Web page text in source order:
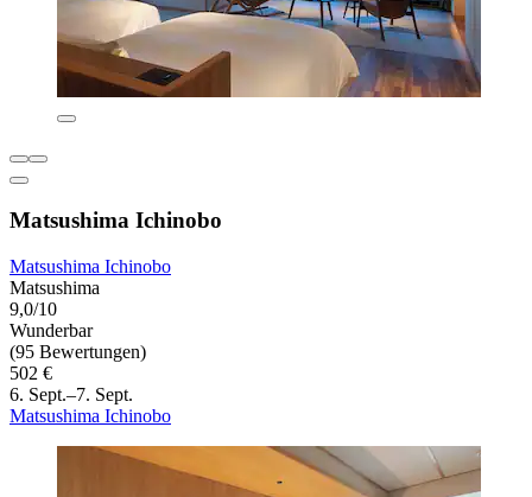
Matsushima Ichinobo
Matsushima Ichinobo
Matsushima
9,0/10
Wunderbar
(95 Bewertungen)
502 €
6. Sept.–7. Sept.
Matsushima Ichinobo